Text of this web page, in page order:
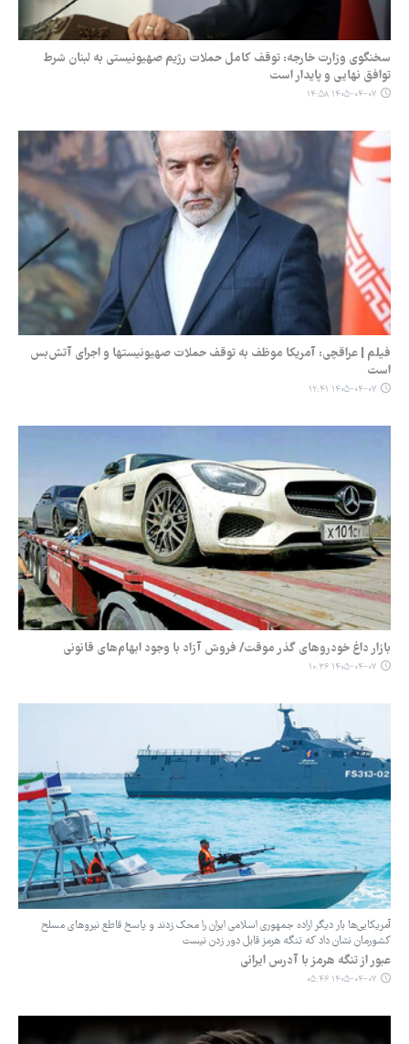
سخنگوی وزارت خارجه: توقف کامل حملات رژیم صهیونیستی به لبنان شرط
توافق نهایی و پایدار است
۱۴۰۵-۰۴-۰۷ ۱۴:۵۸
فیلم | عراقچی: آمریکا موظف به توقف حملات صهیونیستها و اجرای آتش‌بس
است
۱۴۰۵-۰۴-۰۷ ۱۲:۴۱
بازار داغ خودروهای گذر موقت/ فروش آزاد با وجود ابهام‌های قانونی
۱۴۰۵-۰۴-۰۷ ۱۰:۳۶
آمریکایی‌ها بار دیگر اراده جمهوری اسلامی ایران را محک زدند و پاسخ قاطع نیروهای مسلح
کشورمان نشان داد که تنگه هرمز قابل دور زدن نیست
عبور از تنگه هرمز با آدرس ایرانی
۱۴۰۵-۰۴-۰۷ ۰۵:۴۶